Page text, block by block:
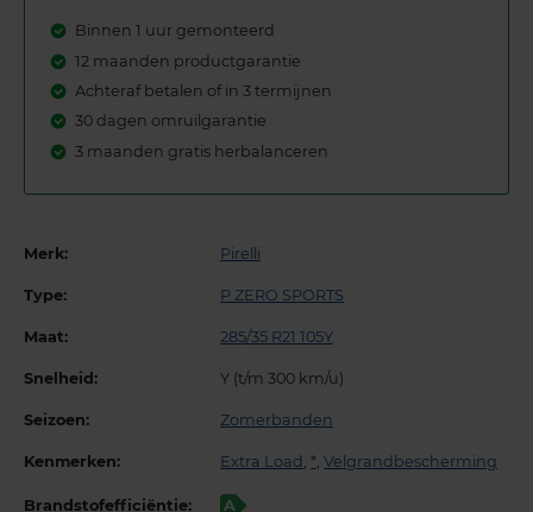
Binnen 1 uur gemonteerd
12 maanden productgarantie
Achteraf betalen of in 3 termijnen
30 dagen omruilgarantie
3 maanden gratis herbalanceren
Merk: Pirelli
Type: P ZERO SPORTS
Maat: 285/35 R21 105Y
Snelheid: Y (t/m 300 km/u)
Seizoen: Zomerbanden
Kenmerken: Extra Load , *, Velgrandbescherming
Brandstofefficiëntie: A